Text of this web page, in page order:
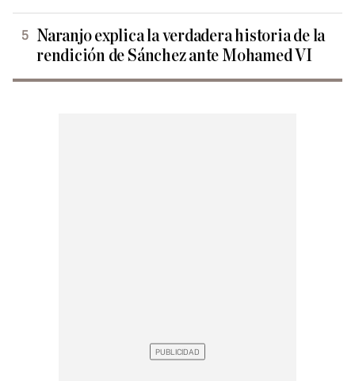
Naranjo explica la verdadera historia de la
rendición de Sánchez ante Mohamed VI